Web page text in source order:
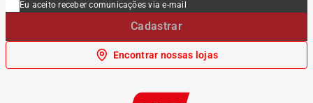
Eu aceito receber comunicações via e-mail
Cadastrar
Encontrar nossas lojas